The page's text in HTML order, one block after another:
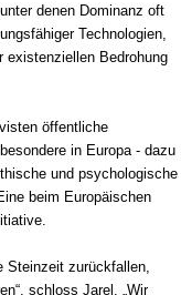
denen Dominanz oft
Technologien,
existenziellen Bedrohung
öffentliche
in Europa - dazu
und psychologische
beim Europäischen
Steinzeit zurückfallen,
schloss Jarel. „Wir